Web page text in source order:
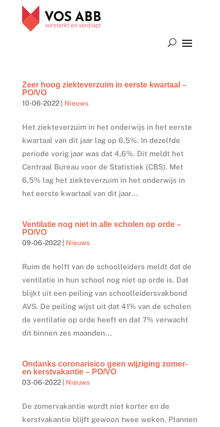
Zeer hoog ziekteverzuim in eerste kwartaal –
PO/VO
10-06-2022| Nieuws
Het ziekteverzuim in het onderwijs in het eerste
kwartaal van dit jaar lag op 6,5%. In dezelfde
periode vorig jaar was dat 4,6%. Dit meldt het
Centraal Bureau voor de Statistiek (CBS). Met
6,5% lag het ziekteverzuim in het onderwijs in
het eerste kwartaal van dit jaar...
Ventilatie nog niet in alle scholen op orde –
PO/VO
09-06-2022| Nieuws
Ruim de helft van de schoolleiders meldt dat de
ventilatie in hun school nog niet op orde is. Dat
blijkt uit een peiling van schoolleidersvakbond
AVS. De peiling wijst uit dat 41% van de scholen
de ventilatie op orde heeft en dat 7% verwacht
dit binnen zes maanden...
Ondanks coronarisico geen wijziging zomer-
en kerstvakantie – PO/VO
03-06-2022| Nieuws
De zomervakantie wordt niet korter en de
kerstvakantie blijft gewoon twee weken. Plannen